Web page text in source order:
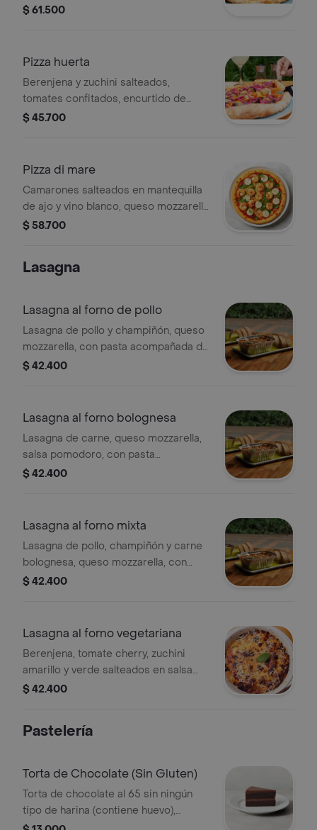
con base pomodoro.
$ 61.500
Pizza huerta
Berenjena y zuchini salteados,
tomates confitados, encurtido de
repollo con un toque de aceite de
$ 45.700
Pizza di mare
Camarones salteados en mantequilla
de ajo y vino blanco, queso mozzarella
y parmesano, rugúla y orégano con
$ 58.700
Lasagna
Lasagna al forno de pollo
Lasagna de pollo y champiñón, queso
mozzarella, con pasta acompañada de
pan artesanal.
$ 42.400
Lasagna al forno bolognesa
Lasagna de carne, queso mozzarella,
salsa pomodoro, con pasta
acompañada de pan artesanal.
$ 42.400
Lasagna al forno mixta
Lasagna de pollo, champiñón y carne
bolognesa, queso mozzarella, con
pasta acompañada de pan artesanal.
$ 42.400
Lasagna al forno vegetariana
Berenjena, tomate cherry, zuchini
amarillo y verde salteados en salsa
napoletana y queso provolone.
$ 42.400
Pastelería
Torta de Chocolate (Sin Gluten)
Torta de chocolate al 65 sin ningún
tipo de harina (contiene huevo),
porción.